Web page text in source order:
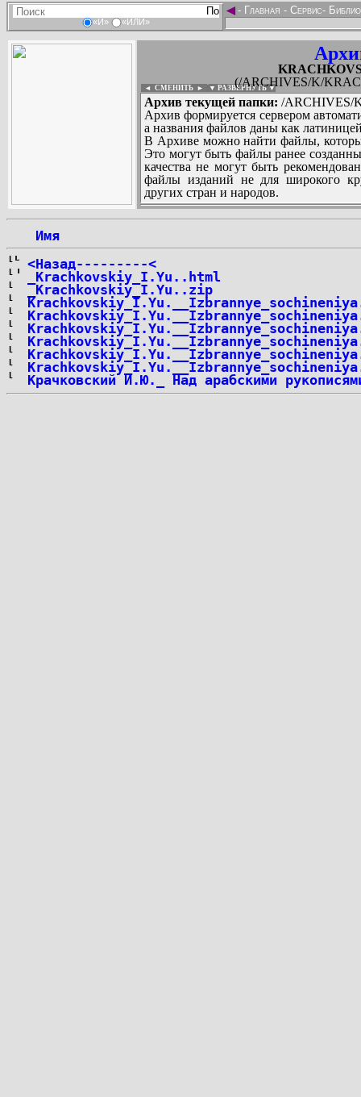
«И» «ИЛИ»
◄- Главная - Сервис-
(/ARCHIVES/K/
◄ СМЕНИТЬ ► ▼ РАЗВЕРНУТЬ ▼
Архив текущей папки: /ARCHIVES/
Архив формируется сервером
а названия файлов даны как
В Архиве можно найти файлы,
Это могут быть файлы ранее
качества не могут быть
файлы изданий не для широкого
других стран и народов.
Имя
<Назад---------<
_Krachkovskiy_I.Yu..html
_Krachkovskiy_I.Yu..zip
Крачковский И.Ю._ Над арабскими